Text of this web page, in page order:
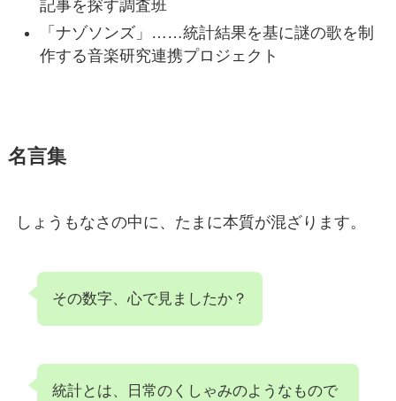
記事を探す調査班
「ナゾソンズ」……統計結果を基に謎の歌を制
作する音楽研究連携プロジェクト
名言集
しょうもなさの中に、たまに本質が混ざります。
その数字、心で見ましたか？
統計とは、日常のくしゃみのようなもので